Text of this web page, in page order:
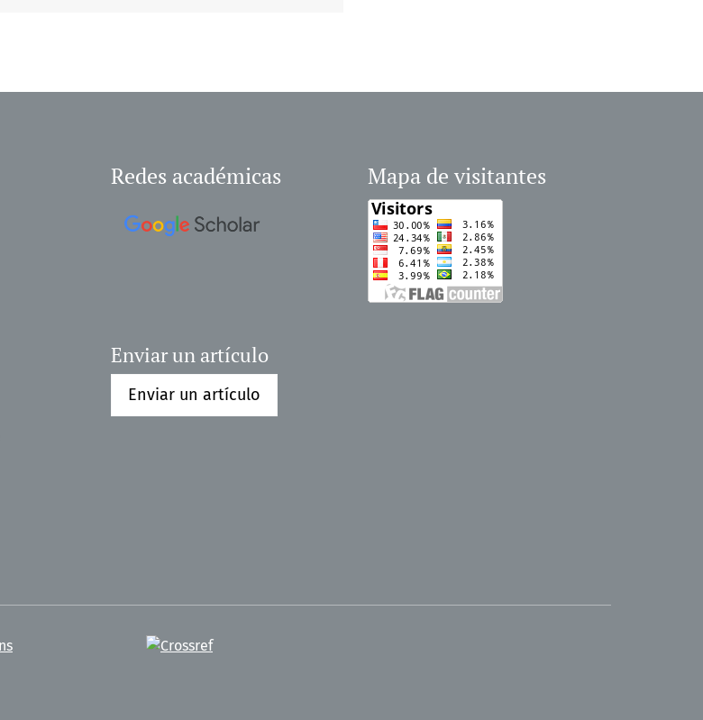
Redes académicas Mapa de visitantes
Enviar un artículo
Enviar un artículo